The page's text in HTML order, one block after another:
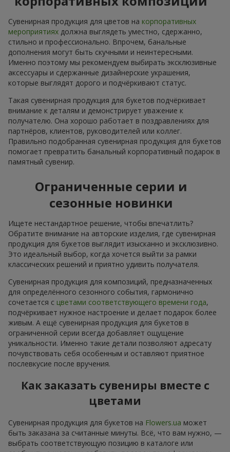
Сувенирная продукция для цветов на корпоративных
мероприятиях должна выглядеть уместно, сдержанно,
стильно и профессионально. Впрочем, банальные
дополнения могут быть скучными и неинтересными.
Именно поэтому мы рекомендуем выбирать эксклюзивные
аксессуары и сдержанные дизайнерские украшения,
которые выглядят дорого и подчёркивают статус.
Такая сувенирная продукция для букетов подчёркивает
внимание к деталям и демонстрирует уважение к
получателю. Она хорошо работает в поздравлениях для
партнёров, клиентов, руководителей или коллег.
Правильно подобранная сувенирная продукция для букетов
помогает превратить банальный корпоративный подарок в
памятный сувенир.
Ограниченные серии и
сезонные новинки
Ищете нестандартное решение, чтобы впечатлить?
Обратите внимание на авторские изделия, где сувенирная
продукция для букетов выглядит изысканно и эксклюзивно.
Это идеальный выбор, когда хочется выйти за рамки
классических решений и приятно удивить получателя.
Сувенирная продукция для композиций, предназначенных
для определённого сезонного события, гармонично
сочетается с цветами соответствующего времени года,
подчёркивает нужное настроение и делает подарок более
живым. А ещё сувенирная продукция для букетов в
ограниченной серии всегда добавляет ощущение
уникальности. Именно такие детали позволяют адресату
почувствовать себя особенным и оставляют приятное
послевкусие после вручения.
Как заказать сувениры вместе с
цветами
Сувенирная продукция для букетов на Flowers.ua может
быть заказана за считанные минуты. Всё, что вам нужно, —
выбрать соответствующую позицию в каталоге или